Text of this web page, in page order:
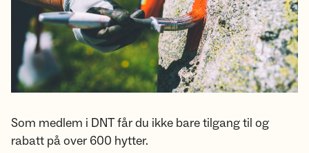
Som medlem i DNT får du ikke bare tilgang til og
rabatt på over 600 hytter.